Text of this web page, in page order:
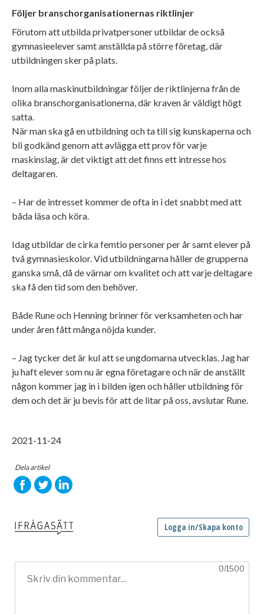
Följer branschorganisationernas riktlinjer
Förutom att utbilda privatpersoner utbildar de också
gymnasieelever samt anställda på större företag, där
utbildningen sker på plats.
Inom alla maskinutbildningar följer de riktlinjerna från de
olika branschorganisationerna, där kraven är väldigt högt
satta.
När man ska gå en utbildning och ta till sig kunskaperna och
bli godkänd genom att avlägga ett prov för varje
maskinslag, är det viktigt att det finns ett intresse hos
deltagaren.
– Har de intresset kommer de ofta in i det snabbt med att
båda läsa och köra.
Idag utbildar de cirka femtio personer per år samt elever på
två gymnasieskolor. Vid utbildningarna håller de grupperna
ganska små, då de värnar om kvalitet och att varje deltagare
ska få den tid som den behöver.
Både Rune och Henning brinner för verksamheten och har
under åren fått många nöjda kunder.
– Jag tycker det är kul att se ungdomarna utvecklas. Jag har
ju haft elever som nu är egna företagare och när de anställt
någon kommer jag in i bilden igen och håller utbildning för
dem och det är ju bevis för att de litar på oss, avslutar Rune.
2021-11-24
Dela artikel